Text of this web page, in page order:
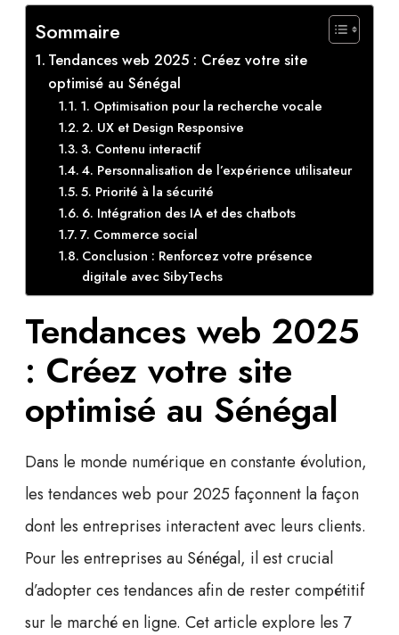
Sommaire
Tendances web 2025 : Créez votre site
optimisé au Sénégal
1. Optimisation pour la recherche vocale
2. UX et Design Responsive
3. Contenu interactif
4. Personnalisation de l’expérience utilisateur
5. Priorité à la sécurité
6. Intégration des IA et des chatbots
7. Commerce social
Conclusion : Renforcez votre présence
digitale avec SibyTechs
Tendances web 2025
: Créez votre site
optimisé au Sénégal
Dans le monde numérique en constante évolution,
les tendances web pour 2025façonnent la façon
dont les entreprises interactent avec leurs clients.
Pour les entreprises au Sénégal, il est crucial
d’adopter ces tendances afin de rester compétitif
sur le marché en ligne. Cet article explore les 7